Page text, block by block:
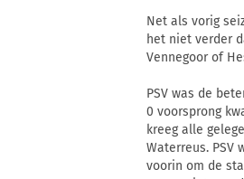
Net als vorig
het niet verder
Vennegoor of
PSV was de
0 voorsprong
kreeg alle
Waterreus.
voorin om de